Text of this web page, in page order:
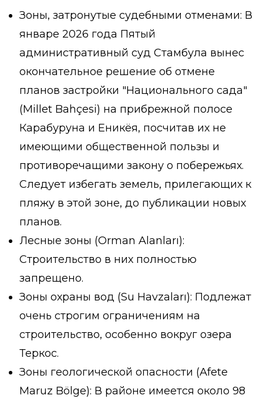
Зоны, затронутые судебными отменами: В
январе 2026 года Пятый
административный суд Стамбула вынес
окончательное решение об отмене
планов застройки "Национального сада"
(Millet Bahçesi) на прибрежной полосе
Карабуруна и Еникёя, посчитав их не
имеющими общественной пользы и
противоречащими закону о побережьях.
Следует избегать земель, прилегающих к
пляжу в этой зоне, до публикации новых
планов.
Лесные зоны (Orman Alanları):
Строительство в них полностью
запрещено.
Зоны охраны вод (Su Havzaları): Подлежат
очень строгим ограничениям на
строительство, особенно вокруг озера
Теркос.
Зоны геологической опасности (Afete
Maruz Bölge): В районе имеется около 98